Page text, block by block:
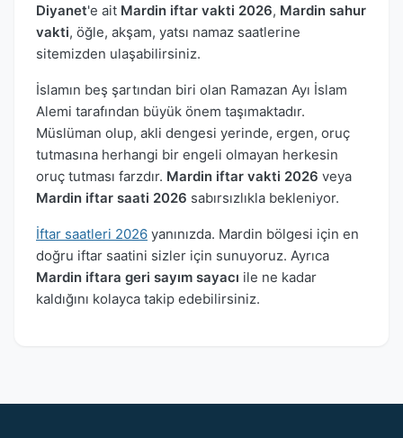
Diyanet'e ait Mardin iftar vakti 2026, Mardin sahur
vakti, öğle, akşam, yatsı namaz saatlerine
sitemizden ulaşabilirsiniz.
İslamın beş şartından biri olan Ramazan Ayı İslam
Alemi tarafından büyük önem taşımaktadır.
Müslüman olup, akli dengesi yerinde, ergen, oruç
tutmasına herhangi bir engeli olmayan herkesin
oruç tutması farzdır. Mardin iftar vakti 2026 veya
Mardin iftar saati 2026 sabırsızlıkla bekleniyor.
İftar saatleri 2026 yanınızda. Mardin bölgesi için en
doğru iftar saatini sizler için sunuyoruz. Ayrıca
Mardin iftara geri sayım sayacı ile ne kadar
kaldığını kolayca takip edebilirsiniz.